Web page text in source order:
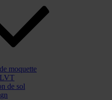
moquette
LVT
de sol